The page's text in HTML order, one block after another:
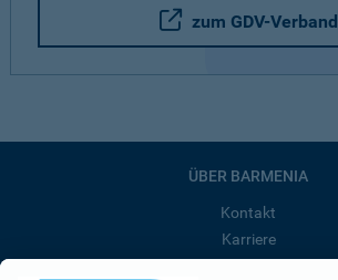
zum GDV-Verband
ÜBER BARMENIA
Kontakt
Karriere